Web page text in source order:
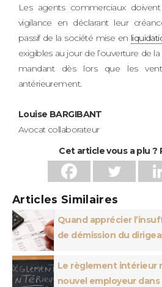
Les agents commerciaux
vigilance en déclarant leur
passif de la société mise en
exigibles au jour de l’ouverture de
mandant dès lors que les
antérieurement.
Louise BARGIBANT
Avocat collaborateur
Cet article vous a plu ?
Articles Similaires
Quand apprécier
de démission du
Le règlement intérieur
nouvel employeur dans